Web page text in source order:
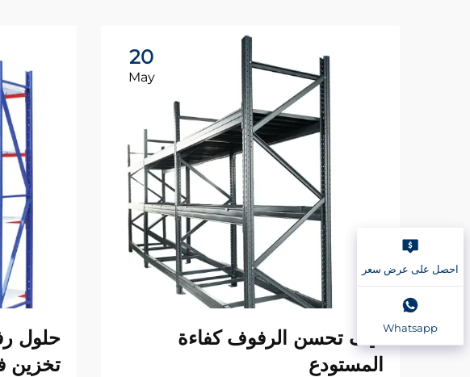
20
May
كيف تحسن الرفوف كفاءة
المستودع
حلول
تخزين
احصل على عرض سعر
Whatsapp